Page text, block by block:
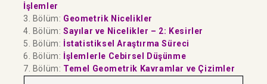
İşlemler
3. Bölüm: Geometrik Nicelikler
4. Bölüm: Sayılar ve Nicelikler – 2: Kesirler
5. Bölüm: İstatistiksel Araştırma Süreci
6. Bölüm: İşlemlerle Cebirsel Düşünme
7. Bölüm: Temel Geometrik Kavramlar ve Çizimler